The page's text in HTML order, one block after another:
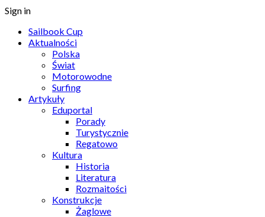
Sign in
Sailbook Cup
Aktualności
Polska
Świat
Motorowodne
Surfing
Artykuły
Eduportal
Porady
Turystycznie
Regatowo
Kultura
Historia
Literatura
Rozmaitości
Konstrukcje
Żaglowe